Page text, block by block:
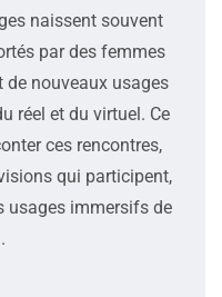
naissent souvent
par des femmes
de nouveaux usages
réel et du virtuel. Ce
ces rencontres,
qui participent,
usages immersifs de